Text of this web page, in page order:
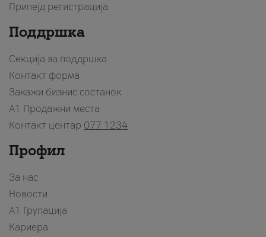
Припејд регистрација
Поддршка
Секција за поддршка
Контакт форма
Закажи бизнис состанок
A1 Продажни места
Контакт центар 077 1234
Профил
За нас
Новости
А1 Групација
Кариера